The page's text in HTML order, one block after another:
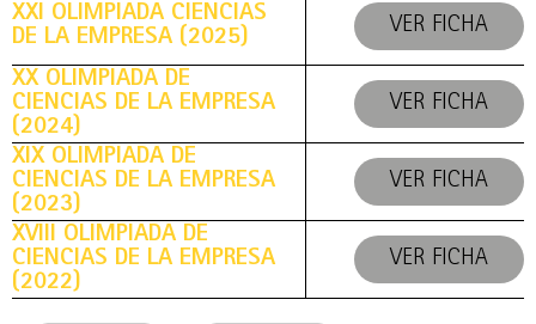
XXI OLIMPIADA CIENCIAS
DE LA EMPRESA (2025)
VER FICHA
XX OLIMPIADA DE
CIENCIAS DE LA EMPRESA
(2024)
VER FICHA
XIX OLIMPIADA DE
CIENCIAS DE LA EMPRESA
(2023)
VER FICHA
XVIII OLIMPIADA DE
CIENCIAS DE LA EMPRESA
(2022)
VER FICHA